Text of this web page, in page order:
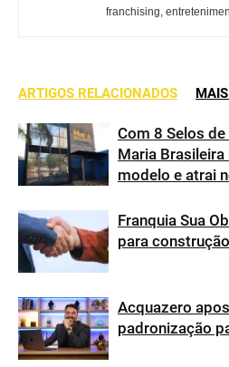
franchising,
ARTIGOS RELACIONADOS
Com 8 Selos de
Maria
modelo e atrai
Franquia Sua
para
Acquazero
padronização